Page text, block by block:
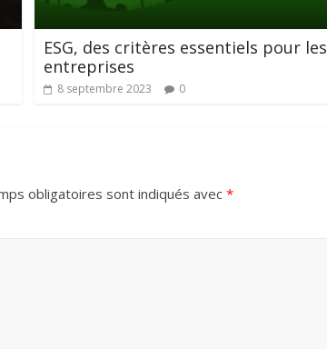
ESG, des critères essentiels pour les
entreprises
8 septembre 2023 0
obligatoires sont indiqués avec *